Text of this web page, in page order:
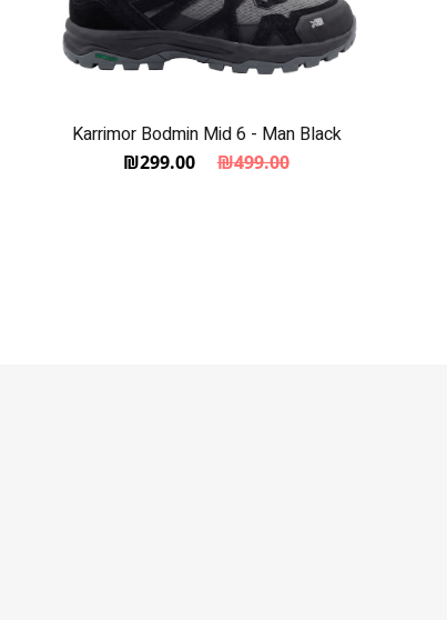
Karrimor Bodmin Mid 6 - Man Black
₪499.00 המחיר המקורי היה: ₪499.00.
₪299.00
המחיר הנוכחי הוא: ₪299.00.